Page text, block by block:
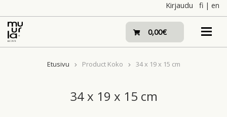
to
content
Kirjaudu fi | en
0,00€
Etusivu Product Koko 34 x 19 x 15 cm
34 x 19 x 15 cm